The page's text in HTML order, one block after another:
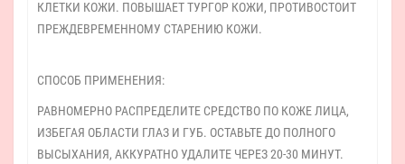
КЛЕТКИ КОЖИ. ПОВЫШАЕТ ТУРГОР КОЖИ, ПРОТИВОСТОИТ
ПРЕЖДЕВРЕМЕННОМУ СТАРЕНИЮ КОЖИ.
СПОСОБ ПРИМЕНЕНИЯ:
РАВНОМЕРНО РАСПРЕДЕЛИТЕ СРЕДСТВО ПО КОЖЕ ЛИЦА,
ИЗБЕГАЯ ОБЛАСТИ ГЛАЗ И ГУБ. ОСТАВЬТЕ ДО ПОЛНОГО
ВЫСЫХАНИЯ, АККУРАТНО УДАЛИТЕ ЧЕРЕЗ 20-30 МИНУТ.